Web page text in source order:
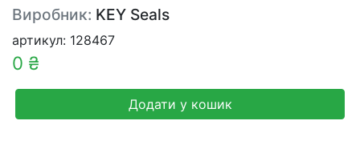
Виробник: KEY Seals
артикул: 128467
0 ₴
Додати у кошик